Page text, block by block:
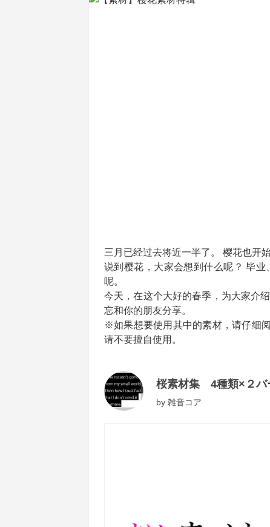
三月已经过去将近一半了。 樱花也开
说到樱花，大家会想到什么呢？ 毕
呢。
今天，在这个大好的春季，为大家介
忘和你的朋友分享。
※如果想要使用其中的素材，请仔细
请不要擅自使用。
桜素材集 4種類×２バ
by 雑音コア